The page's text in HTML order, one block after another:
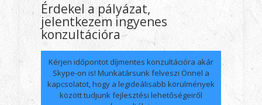
Érdekel a pályázat,
jelentkezem ingyenes
konzultációra
Kérjen időpontot díjmentes konzultációra akár
Skype-on is! Munkatársunk felveszi Önnel a
kapcsolatot, hogy a legideálisabb körülmények
között tudjunk fejlesztési lehetőségeiről